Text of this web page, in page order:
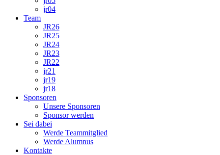
jr04
Team
JR26
JR25
JR24
JR23
JR22
jr21
jr19
jr18
Sponsoren
Unsere Sponsoren
Sponsor werden
Sei dabei
Werde Teammitglied
Werde Alumnus
Kontakte